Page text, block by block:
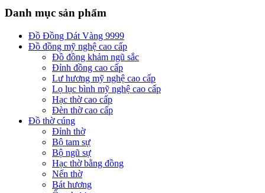
Danh mục sản phẩm
Đồ Đồng Dát Vàng 9999
Đồ đồng mỹ nghệ cao cấp
Đồ đồng khảm ngũ sắc
Đỉnh đồng cao cấp
Lư hương mỹ nghệ cao cấp
Lọ lục bình mỹ nghệ cao cấp
Hạc thờ cao cấp
Đèn thờ cao cấp
Đồ thờ cúng
Đỉnh thờ
Bộ tam sự
Bộ ngũ sự
Hạc thờ bằng đồng
Nến thờ
Bát hương